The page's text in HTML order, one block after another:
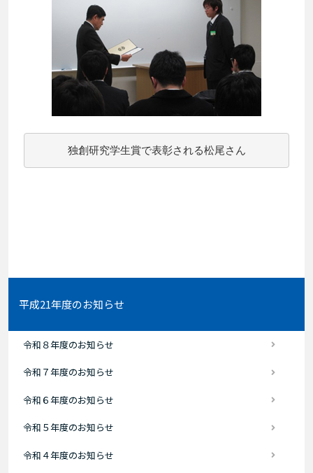
独創研究学生賞で表彰される松尾さん
平成21年度のお知らせ
令和８年度のお知らせ
令和７年度のお知らせ
令和６年度のお知らせ
令和５年度のお知らせ
令和４年度のお知らせ